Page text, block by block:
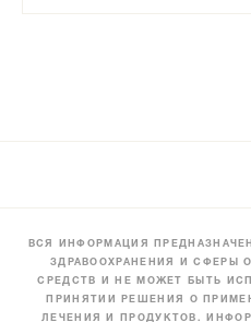
ВСЯ ИНФОРМАЦИЯ
ЗДРАВООХРАНЕНИЯ И СФЕРЫ
СРЕДСТВ И НЕ МОЖЕТ БЫТЬ
ПРИНЯТИИ РЕШЕНИЯ О
ЛЕЧЕНИЯ И ПРОДУКТОВ.